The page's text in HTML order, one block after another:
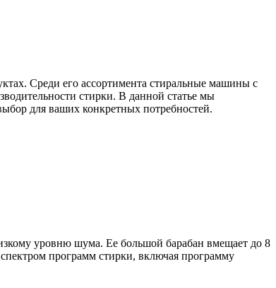
Среди его ассортимента стиральные машины с
стирки. В данной статье мы
для ваших конкретных потребностей.
уровню шума. Ее большой барабан вмещает до 8
программ стирки, включая программу